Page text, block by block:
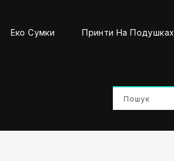
Еко Сумки Принти На Подушках